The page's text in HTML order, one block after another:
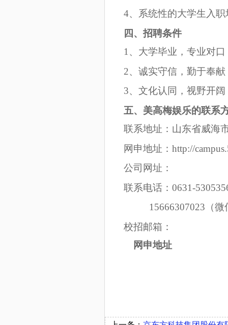
4、系统性的大学生入
四、招聘条件
1 、大学毕业，专业对
2、诚实守信，勤于奉
3、文化认同，视野开
五、美高梅娱乐的联系
联系地址：山东省威海
网申地址：http://
公司网址：
联系电话：0631-
15666307023 （
校招邮箱：
网申地址